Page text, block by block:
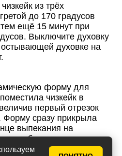
из трёх
до 170 градусов
ещё 15 минут при
Выключите духовку
остывающей духовке на
форму для
чизкейк в
первый отрезок
Форму сразу прикрыла
выпекания на
чтобы подрумянить